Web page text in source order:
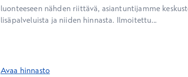
luonteeseen nähden riittävä, asiantuntijamme
lisäpalveluista ja niiden hinnasta. Ilmoitettu...
Avaa hinnasto